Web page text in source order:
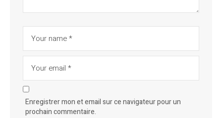
Enregistrer mon et email sur ce navigateur pour un
prochain commentaire.